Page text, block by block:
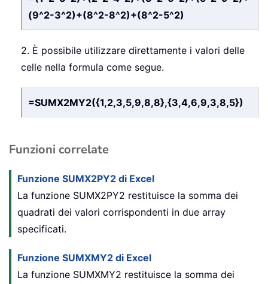
(9^2-3^2)+(8^2-8^2)+(8^2-5^2)
2. È possibile utilizzare direttamente i valori delle
celle nella formula come segue.
=SUMX2MY2({1,2,3,5,9,8,8},{3,4,6,9,3,8,5})
Funzioni correlate
Funzione SUMX2PY2 di Excel
La funzione SUMX2PY2 restituisce la somma dei
quadrati dei valori corrispondenti in due array
specificati.
Funzione SUMXMY2 di Excel
La funzione SUMXMY2 restituisce la somma dei